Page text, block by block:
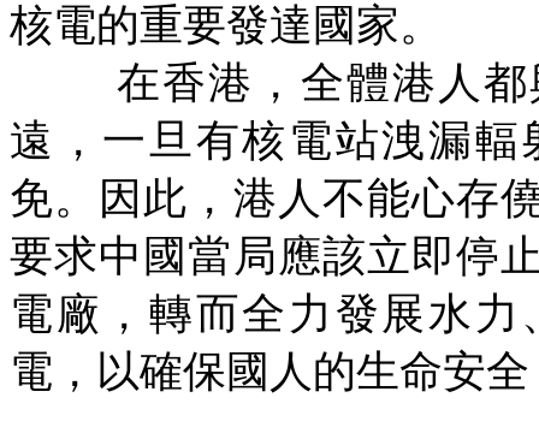
核電的重要發達國家。
在香港，全體港人
遠，一旦有核電站洩漏
免。因此，港人不能心存
要求中國當局應該立即停
電廠，轉而全力發展水
電，以確保國人的生命安